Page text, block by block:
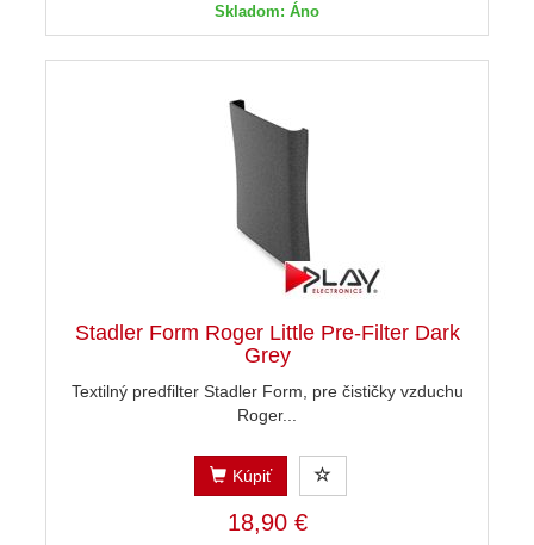
Skladom: Áno
Stadler Form Roger Little Pre-Filter Dark
Grey
Textilný predfilter Stadler Form, pre čističky vzduchu
Roger...
Kúpiť
18,90 €